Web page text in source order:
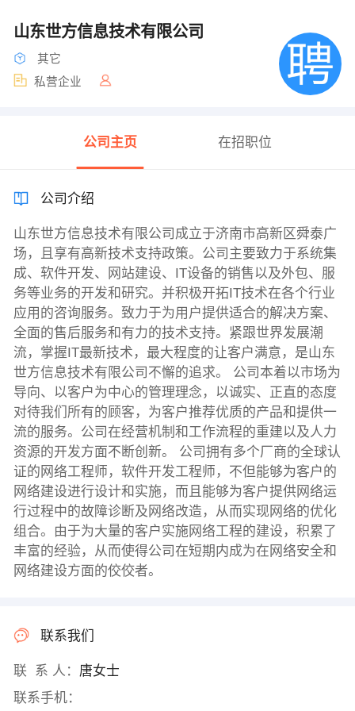
山东世方信息技术有限公司
其它
私营企业
公司主页 在招职位
公司介绍
山东世方信息技术有限公司成立于济南市高新区舜泰广
场，且享有高新技术支持政策。公司主要致力于系统集
成、软件开发、网站建设、IT设备的销售以及外包、服
务等业务的开发和研究。并积极开拓IT技术在各个行业
应用的咨询服务。致力于为用户提供适合的解决方案、
全面的售后服务和有力的技术支持。紧跟世界发展潮
流，掌握IT最新技术，最大程度的让客户满意，是山东
世方信息技术有限公司不懈的追求。 公司本着以市场为
导向、以客户为中心的管理理念，以诚实、正直的态度
对待我们所有的顾客，为客户推荐优质的产品和提供一
流的服务。公司在经营机制和工作流程的重建以及人力
资源的开发方面不断创新。 公司拥有多个厂商的全球认
证的网络工程师，软件开发工程师，不但能够为客户的
网络建设进行设计和实施，而且能够为客户提供网络运
行过程中的故障诊断及网络改造，从而实现网络的优化
组合。由于为大量的客户实施网络工程的建设，积累了
丰富的经验，从而使得公司在短期内成为在网络安全和
网络建设方面的佼佼者。
联系我们
联 系 人： 唐女士
联系手机：